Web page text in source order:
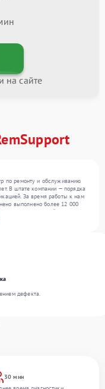
на сайте
по ремонту и обслуживанию
В штате компании — порядка
За время работы к нам
выполнено более 12 000
300 обращений, включая , ,
высокое качество
30 мин
дефекта.